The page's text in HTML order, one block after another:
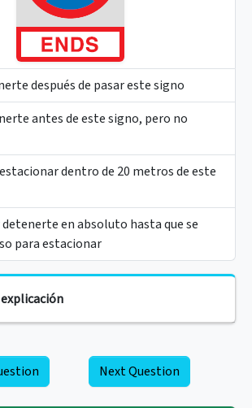
después de pasar este signo
antes de este signo, pero no
dentro de 20 metros de este
detenerte en absoluto hasta que se
para estacionar
Next Question